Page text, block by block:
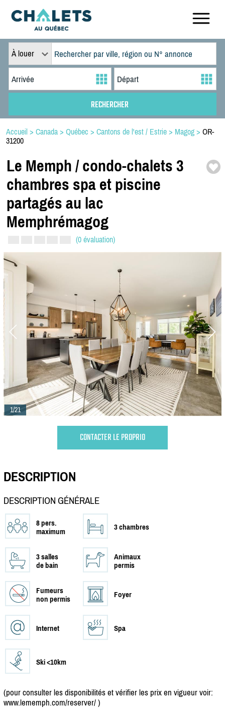
À louer
Accueil > Canada > Québec > Cantons de l'est / Estrie > Magog > OR-
31200
Le Memph /condo-chalets 3
chambres spa et piscine
partagés au lac
Memphrémagog
(0 évaluation)
1/21
CONTACTER LE PROPRIO
DESCRIPTION
DESCRIPTION GÉNÉRALE
8 pers.
maximum
3 chambres
3 salles
de bain
Animaux
permis
Fumeurs
non permis
Foyer
Internet Spa
Ski <10km
(pour consulter les disponibilités et vérifier les prix en vigueur voir:
www.lememph.com/reserver/ )